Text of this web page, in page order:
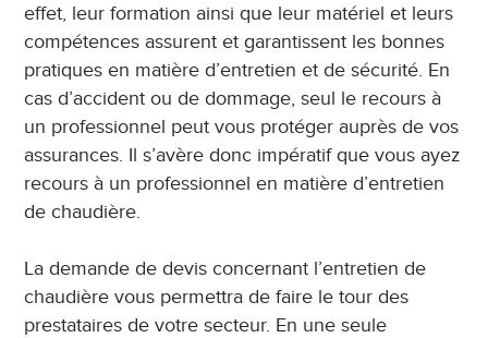
effet, leur formation ainsi que leur matériel et leurs
compétences assurent et garantissent les bonnes
pratiques en matière d’entretien et de sécurité. En
cas d’accident ou de dommage, seul le recours à
un professionnel peut vous protéger auprès de vos
assurances. Il s’avère donc impératif que vous ayez
recours à un professionnel en matière d’entretien
de chaudière.
La demande de devis concernant l’entretien de
chaudière vous permettra de faire le tour des
prestataires de votre secteur. En une seule